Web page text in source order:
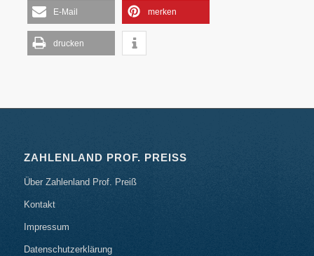
E-Mail merken
drucken
ZAHLENLAND PROF. PREISS
Über Zahlenland Prof. Preiß
Kontakt
Impressum
Datenschutzerklärung